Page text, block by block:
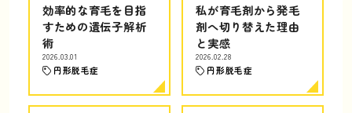
効率的な育毛を目指
すための遺伝子解析
術
2026.03.01
円形脱毛症
私が育毛剤から発毛
剤へ切り替えた理由
と実感
2026.02.28
円形脱毛症